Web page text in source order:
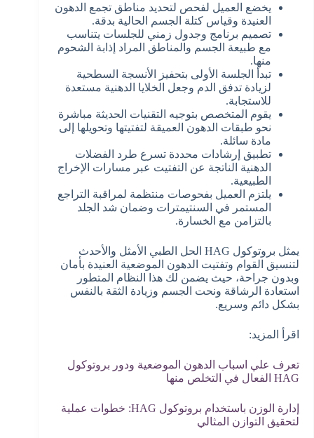
يخضع العميل لفحص لتحديد مناطق تجمع الدهون
العنيدة وقياس كتلة الجسم الحالية بدقة.
تصميم برنامج وجدول زمني للجلسات يتناسب
مع طبيعة الجسم والمناطق المراد إذابة الشحوم
منها.
تبدأ الجلسة الأولى بتحفيز الأنسجة السطحية
لزيادة تدفق الدم وجعل الخلايا الدهنية مستعدة
للاستجابة.
يقوم المتخصص بتوجيه التقنيات الحديثة مباشرة
نحو طبقات الدهون العميقة لتفتيتها وتحويلها إلى
مادة سائلة.
تطبيق إرشادات محددة تسرع طرد الفضلات
الدهنية الناتجة عن التفتيت عبر مسارات الإخراج
الطبيعية.
يلتزم العميل بفحوصات منتظمة لمراقبة التراجع
المستمر في السنتيمترات وضمان شد الجلد
بالتزامن مع الخسارة.
يمثل بروتوكول HAG الحل الطبي الأمثل والأحدث
لتنسيق القوام وتفتيت الدهون الموضعية العنيدة بأمان
وبدون جراحة، حيث يضمن لك هذا النظام المتطور
استعادة الرشاقة ونحت الجسم وزيادة الثقة بالنفس
بشكل دائم وسريع.
اقرأ المزيد:
تعرف علي اسباب الدهون الموضعية ودور بروتوكول
HAG الفعال في التخلص منها
إدارة الوزن باستخدام بروتوكول HAG: خطوات عملية
لتحقيق التوازن المثالي